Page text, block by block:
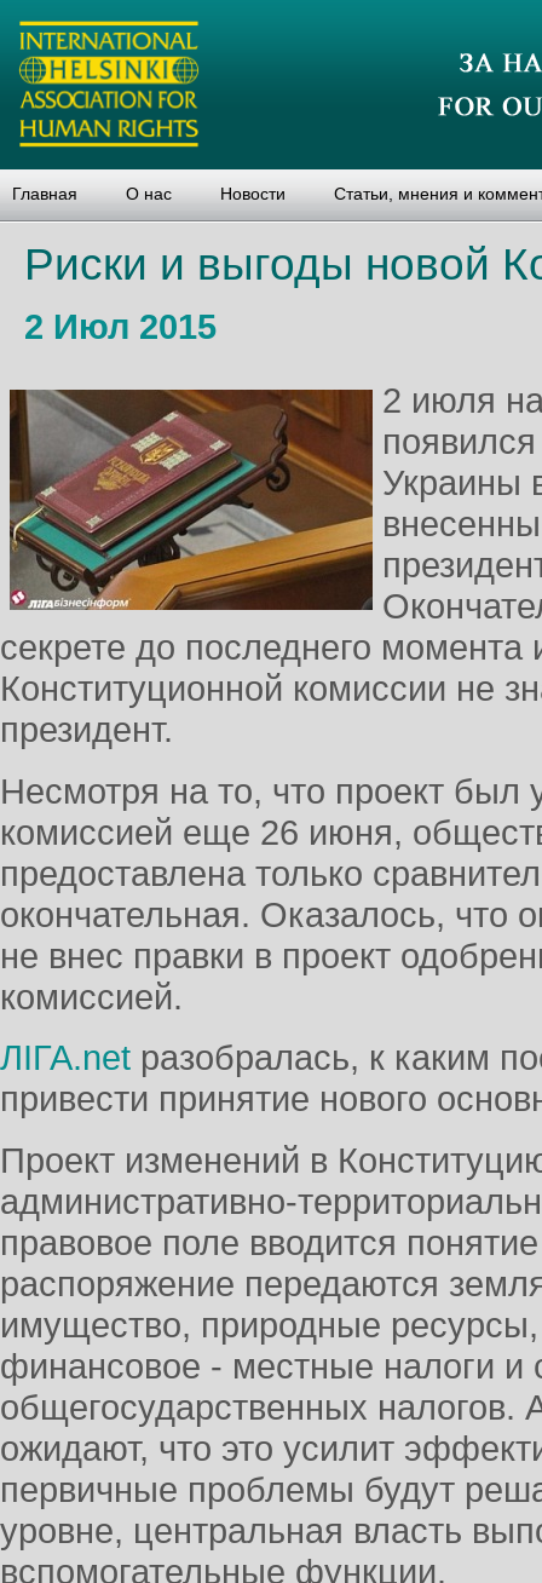
Главная О нас Новости Статьи, мнения и
Риски и выгоды новой
2 Июл 2015
2 июля
Украины
секрете до последнего
Конституционной комиссии не
президент.
Несмотря на то, что проект был
комиссией еще 26 июня,
предоставлена только
окончательная. Оказалось, что
не внес правки в проект
комиссией.
ЛІГА.net разобралась, к каким
привести принятие нового
Проект изменений в
административно-
правовое поле вводится
распоряжение передаются
имущество, природные
финансовое - местные налоги и
общегосударственных налогов.
ожидают, что это усилит
первичные проблемы будут
уровне, центральная власть
вспомогательные функции.